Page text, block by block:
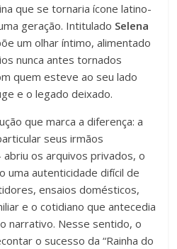
que se tornaria ícone latino-
geração. Intitulado Selena
um olhar íntimo, alimentado
nunca antes tornados
quem esteve ao seu lado
e o legado deixado.
que marca a diferença: a
seus irmãos
os arquivos privados, o
uma autenticidade difícil de
ensaios domésticos,
e o cotidiano que antecedia
narrativo. Nesse sentido, o
o sucesso da “Rainha do